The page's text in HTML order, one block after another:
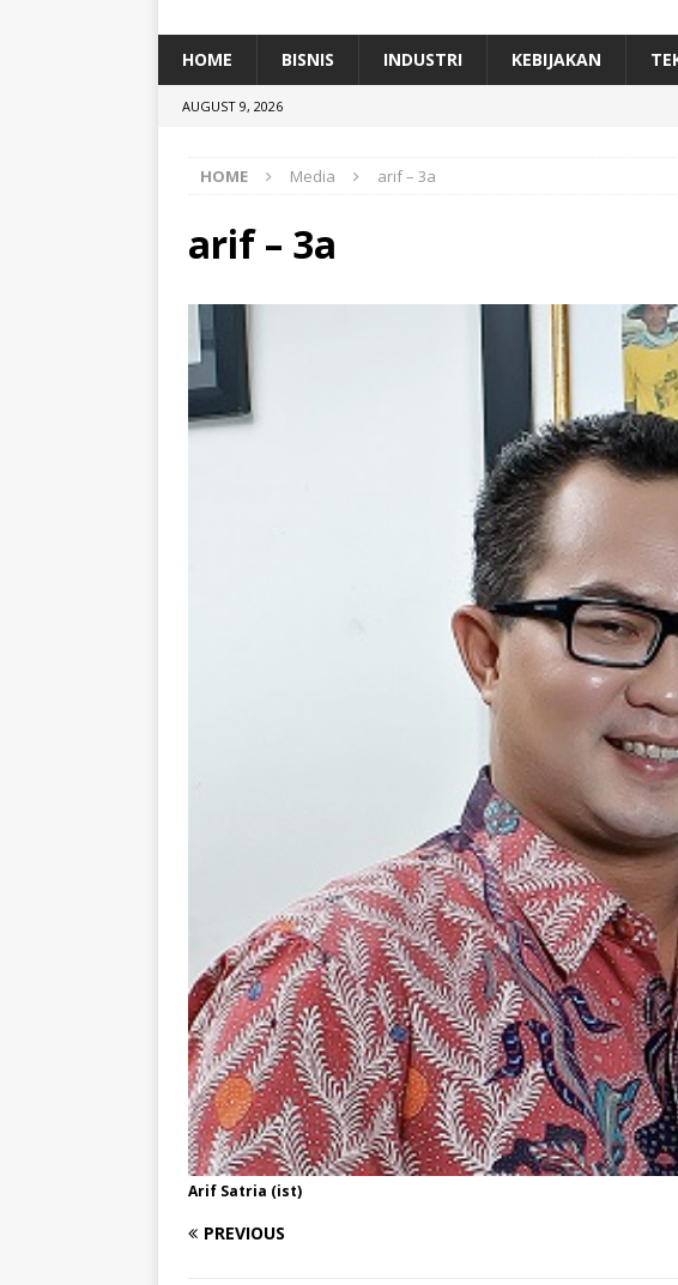
[ July 11, 2026 ] Dari Limbah ke Pakan Lele, Ini Inovasi
HOME BISNIS INDUSTRI KEBIJAKAN
AUGUST 9, 2026
HOME Media arif – 3a
arif – 3a
Arif Satria (ist)
PREVIOUS